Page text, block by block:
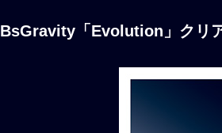
BsGravity「Evolution」クリ